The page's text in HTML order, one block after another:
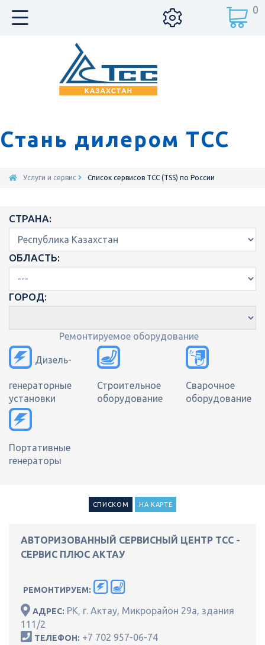
Стань дилером ТСС
0
Услуги и сервис Список сервисов ТСС (TSS) по России
СТРАНА:
ОБЛАСТЬ:
ГОРОД:
Ремонтируемое оборудование
Дизель-
генераторные
установки
Строительное
оборудование
Сварочное
оборудование
Портативные
генераторы
СПИСКОМ НА КАРТЕ
АВТОРИЗОВАННЫЙ СЕРВИСНЫЙ ЦЕНТР ТСС -
СЕРВИС ПЛЮС АКТАУ
РЕМОНТИРУЕМ:
АДРЕС: РК, г. Актау, Микрорайон 29а, здания
111/2
ТЕЛЕФОН: +7 702 957-06-74